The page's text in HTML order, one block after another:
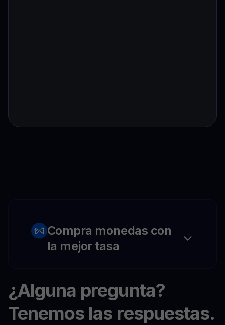
Compra monedas con
la mejor tasa
¿Alguna pregunta?
Tenemos las respuestas.